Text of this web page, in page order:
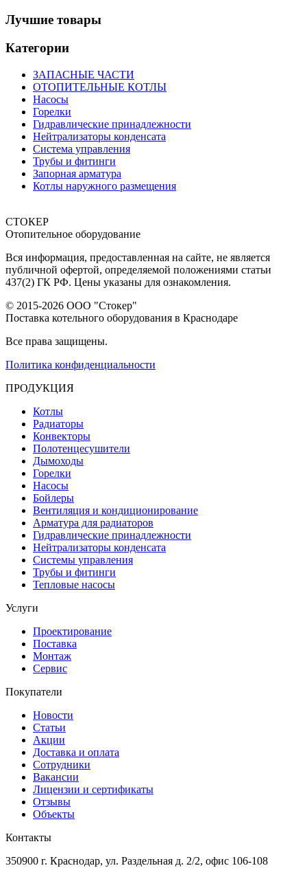
Лучшие товары
Категории
ЗАПАСНЫЕ ЧАСТИ
ОТОПИТЕЛЬНЫЕ КОТЛЫ
Насосы
Горелки
Гидравлические принадлежности
Нейтрализаторы конденсата
Система управления
Трубы и фитинги
Запорная арматура
Котлы наружного размещения
СТОКЕР
Отопительное оборудование
Вся информация, предоставленная на сайте, не является
публичной офертой, определяемой положениями статьи
437(2) ГК РФ. Цены указаны для ознакомления.
© 2015-2026 ООО "Стокер"
Поставка котельного оборудования в Краснодаре
Все права защищены.
Политика конфиденциальности
ПРОДУКЦИЯ
Котлы
Радиаторы
Конвекторы
Полотенцесушители
Дымоходы
Горелки
Насосы
Бойлеры
Вентиляция и кондиционирование
Арматура для радиаторов
Гидравлические принадлежности
Нейтрализаторы конденсата
Системы управления
Трубы и фитинги
Тепловые насосы
Услуги
Проектирование
Поставка
Монтаж
Сервис
Покупатели
Новости
Статьи
Акции
Доставка и оплата
Сотрудники
Вакансии
Лицензии и сертификаты
Отзывы
Объекты
Контакты
350900 г. Краснодар, ул. Раздельная д. 2/2, офис 106-108